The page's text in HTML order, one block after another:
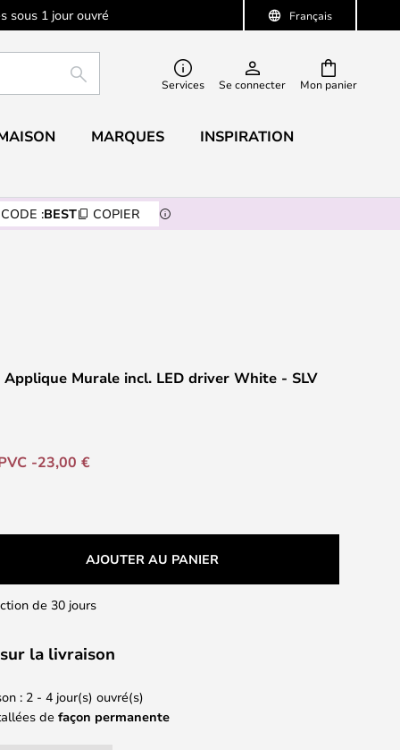
Français
sous 1 jour ouvré
Mon panier
RECHERCHERServices Se connecter
MARQUES INSPIRATION
CODE :BEST COPIER
Applique Murale incl. LED driver White - SLV
-23,00 €
AJOUTER AU PANIER
de 30 jours
la livraison
: 2 - 4 jour(s) ouvré(s)
defaçon permanente